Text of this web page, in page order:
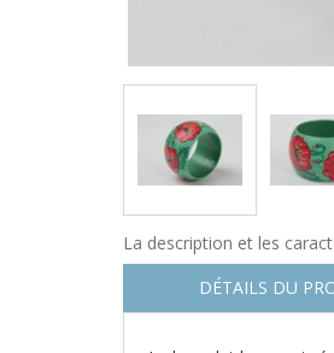
La description et les
DÉTAILS DU